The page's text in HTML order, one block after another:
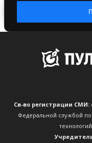
Св-во регистрации СМИ:
Федеральной службой